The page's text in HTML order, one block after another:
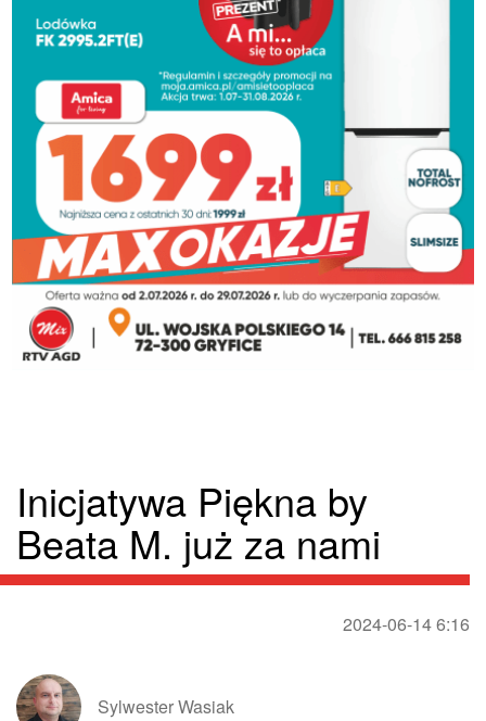
Inicjatywa Piękna by
Beata M. już za nami
2024-06-14 6:16
Sylwester Wasiak